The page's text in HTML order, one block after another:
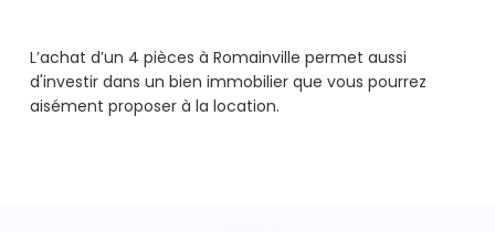
L’achat d’un 4 pièces à Romainville permet aussi
d'investir dans un bien immobilier que vous pourrez
aisément proposer à la location.